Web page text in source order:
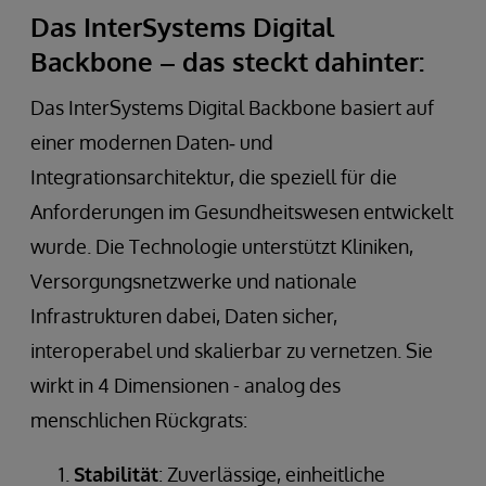
Kliniken stehen vor der Herausforderung,
medizinische Qualität, Wirtschaftlichkeit und
Personalressourcen gleichzeitig zu sichern - bei
steigender Komplexität und historisch gewachsenen
IT-Strukturen. Das Digital Backbone schafft eine
einheitliche Datenbasis über bestehende Systeme
hinweg. Diese Grundlage schafft Transparenz,
fundiertere Entscheidungen. Dieses Rückgrat trägt
Netzwerken scheitert selten am Willen zur
Zusammenarbeit, sondern an fehlender technischer
Grundlage. Ohne Interoperabilität bleibt Steuerung
fragmentiert und reaktiv. Das Digital Backbone
schafft eine gemeinsame, verlässliche Datenbasis
verbindet bestehende Anwendungen, harmonisiert
Mehrwerte des Digital Backbone
Nationale Gesundheitsprogramme stehen vor einer
besonderen Herausforderung: Sie müssen Millionen
Versorgungsstrukturen und heterogene IT-
Das InterSystems Digital
Backbone – das steckt dahinter:
Das InterSystems Digital Backbone basiert auf
einer modernen Daten‑ und
Integrationsarchitektur, die speziell für die
Anforderungen im Gesundheitswesen entwickelt
wurde. Die Technologie unterstützt Kliniken,
Versorgungsnetzwerke und nationale
Infrastrukturen dabei, Daten sicher,
interoperabel und skalierbar zu vernetzen. Sie
wirkt in 4 Dimensionen - analog des
menschlichen Rückgrats:
Stabilität: Zuverlässige, einheitliche